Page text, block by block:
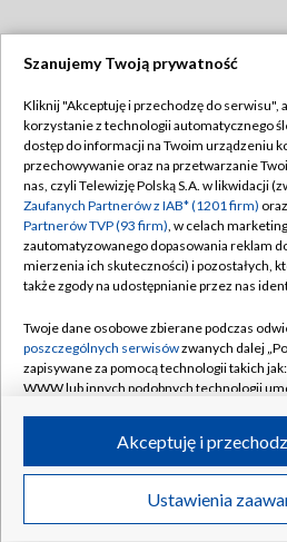
TVP
Abonament TVP
Emisja w TVP
Centrum informacji TVP
Naziemna Telewizja Cyfrowa
Rada Programowa
System NOS
Informacje o nadawcy
Program dla prasy
Ogłoszenie przetargowe
Regulamin
Polityka
Moje
Pomoc
Kontakt
Kanały
©2026 Telewizja Polska
Szanujemy Twoją prywatność
Kliknij "Akceptuję i przechodzę do serwisu",
korzystanie z technologii automatycznego
dostęp do informacji na Twoim urządzeniu
przechowywanie oraz na przetwarzanie
nas, czyli Telewizję Polską S.A. w likwidacji
Zaufanych Partnerów z IAB* (1201 firm)
Partnerów TVP (93 firm), w celach
zautomatyzowanego dopasowania reklam
mierzenia ich skuteczności) i pozostałych,
także zgody na udostępnianie przez nas
Twoje dane osobowe zbierane podczas
poszczególnych serwisówzwanych dalej
zapisywane za pomocą technologii takich
WWW lub innych podobnych technologii
ruchu w Internecie.
Twoje dane osobowe zbierane podczas
poszczególnych serwisówna Portalu, takie
Ustawienia
Akceptuję i